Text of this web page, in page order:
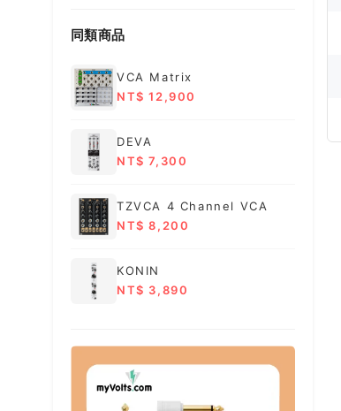
同類商品
VCA Matrix
NT$ 12,900
DEVA
NT$ 7,300
TZVCA 4 Channel VCA
NT$ 8,200
KONIN
NT$ 3,890